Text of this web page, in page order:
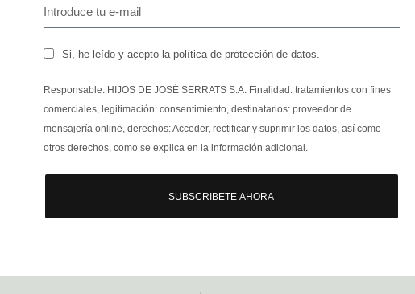
Si, he leído y acepto la política de protección de datos.
Responsable: HIJOS DE JOSÉ SERRATS S.A. Finalidad: tratamientos con fines
comerciales, legitimación: consentimiento, destinatarios: proveedor de
mensajería online, derechos: Acceder, rectificar y suprimir los datos, así como
otros derechos, como se explica en la información adicional.
SUBSCRIBETE AHORA